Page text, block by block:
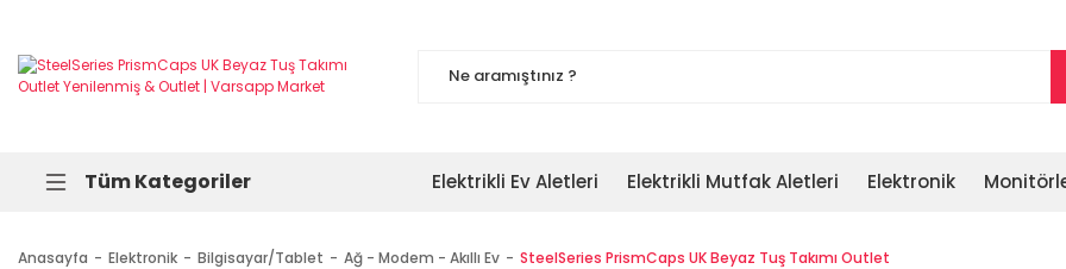
Tüm Kategoriler Elektrikli Ev Aletleri Elektrikli Mutfak Aletleri Elektronik
Anasayfa Elektronik Bilgisayar/Tablet Ağ - Modem - Akıllı Ev SteelSeries PrismCaps UK Beyaz Tuş Takımı Outlet